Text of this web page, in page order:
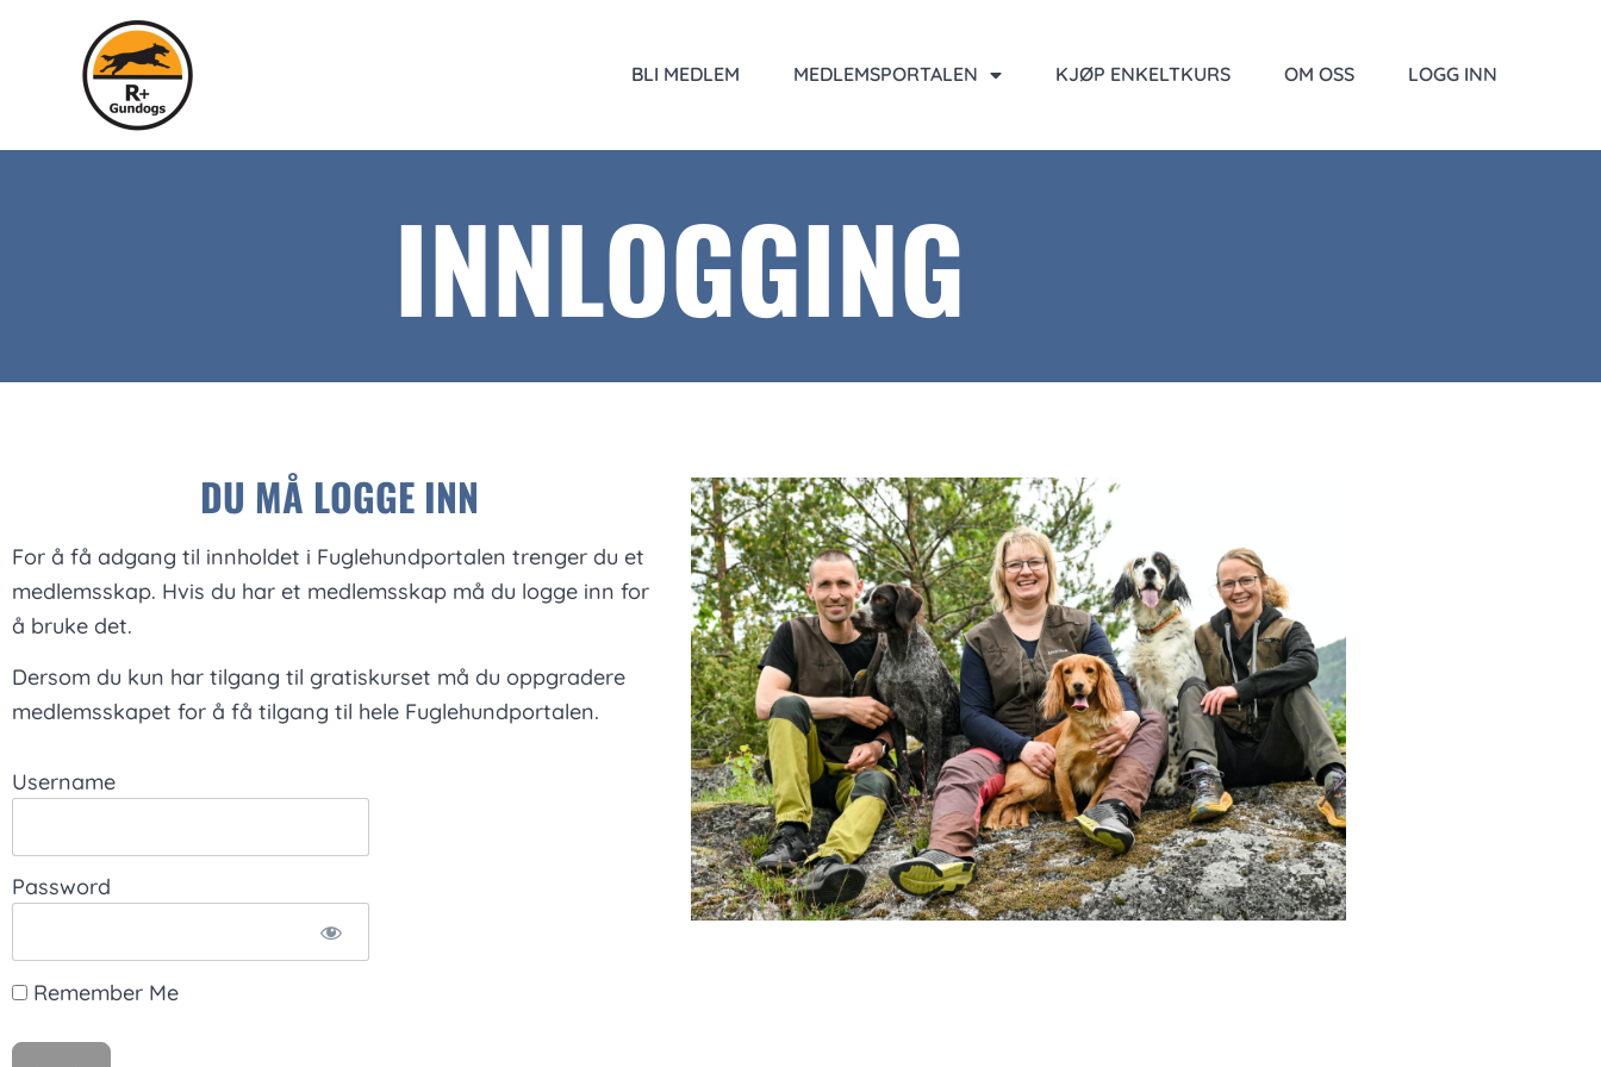
BLI MEDLEM MEDLEMSPORTALEN KJØP ENKELTKURS OM OSS LOGG INN
INNLOGGING
DU MÅ LOGGE INN
For å få adgang til innholdet i Fuglehundportalen trenger du et
medlemsskap. Hvis du har et medlemsskap må du logge inn for
å bruke det.
Dersom du kun har tilgang til gratiskurset må du oppgradere
medlemsskapet for å få tilgang til hele Fuglehundportalen.
Username
Password
Remember Me